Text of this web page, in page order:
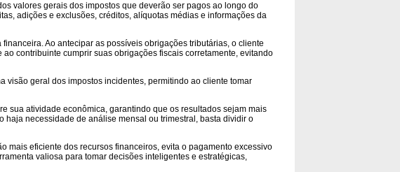
valores gerais dos impostos que deverão ser pagos ao longo do
adições e exclusões, créditos, alíquotas médias e informações da
Ao antecipar as possíveis obrigações tributárias, o cliente
contribuinte cumprir suas obrigações fiscais corretamente, evitando
visão geral dos impostos incidentes, permitindo ao cliente tomar
sua atividade econômica, garantindo que os resultados sejam mais
haja necessidade de análise mensal ou trimestral, basta dividir o
mais eficiente dos recursos financeiros, evita o pagamento excessivo
valiosa para tomar decisões inteligentes e estratégicas,